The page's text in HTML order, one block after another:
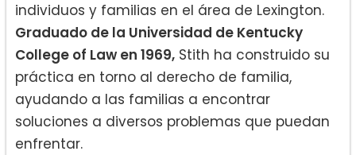
individuos y familias en el área de Lexington.
Graduado de la Universidad de Kentucky
College of Law en 1969, Stith ha construido su
práctica en torno al derecho de familia,
ayudando a las familias a encontrar
soluciones a diversos problemas que puedan
enfrentar.